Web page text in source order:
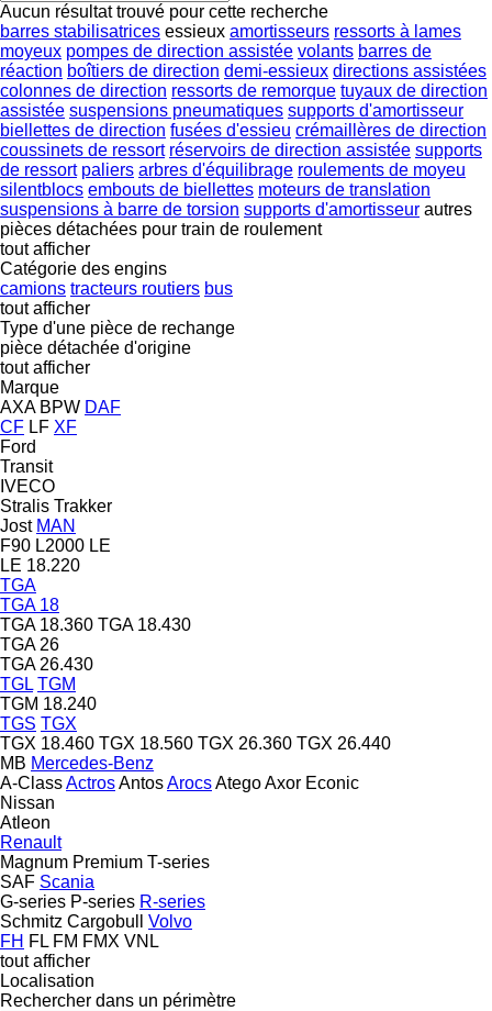
Aucun résultat trouvé pour cette recherche
barres stabilisatrices essieux amortisseurs ressorts à lames
moyeux pompes de direction assistée volants barres de
réaction boîtiers de direction demi-essieux directions assistées
colonnes de direction ressorts de remorque tuyaux de direction
assistée suspensions pneumatiques supports d'amortisseur
biellettes de direction fusées d'essieu crémaillères de direction
coussinets de ressort réservoirs de direction assistée supports
de ressort paliers arbres d'équilibrage roulements de moyeu
silentblocs embouts de biellettes moteurs de translation
suspensions à barre de torsion supports d'amortisseur autres
pièces détachées pour train de roulement
tout afficher
Catégorie des engins
camions tracteurs routiers bus
tout afficher
Type d'une pièce de rechange
pièce détachée d'origine
tout afficher
Marque
AXA BPW DAF
CF LF XF
Ford
Transit
IVECO
Stralis Trakker
Jost MAN
F90 L2000 LE
LE 18.220
TGA
TGA 18
TGA 18.360 TGA 18.430
TGA 26
TGA 26.430
TGL TGM
TGM 18.240
TGS TGX
TGX 18.460 TGX 18.560 TGX 26.360 TGX 26.440
MB Mercedes-Benz
A-ClassActrosAntosArocsAtegoAxor Econic
Nissan
Atleon
Renault
Magnum Premium T-series
SAF Scania
G-series P-series R-series
Schmitz Cargobull
Volvo
FH FL FM FMX VNL
tout afficher
Localisation
Rechercher dans un périmètre